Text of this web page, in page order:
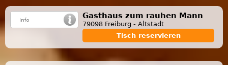
Gasthaus zum rauhen Mann
79098 Freiburg - Altstadt
Tisch reservieren